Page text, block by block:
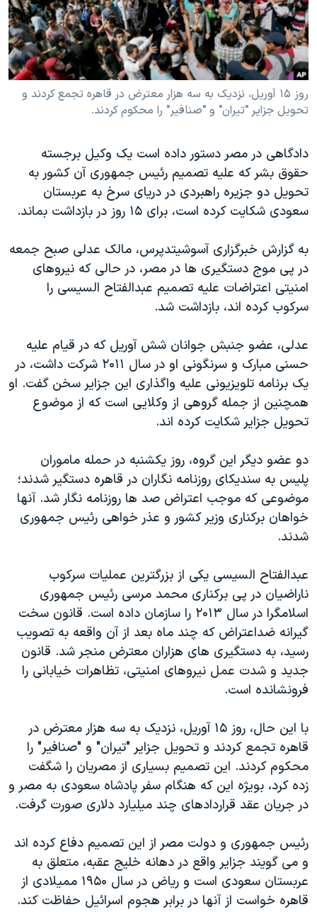
فرهنگ و زندگی
حقوق شهروندی
اقتصادی
علم و فناوری
اسرائیل در جنگ
آرشیو پخش زنده
مستندها
انتخابات ریاست جمهوری آمریکا ۲۰۲۴
حمله جمهوری اسلامی به اسرائیل
رمز مهسا
ورزش زنان در ایران
مجموعه مستندهای دادخواهی
تریبونال مردمی آبان ۹۸
دادگاه حمید نوری
چهل سال گروگان‌گیری
قانون شفافیت دارائی کادر رهبری ایران
اعتراضات مردمی آبان ۹۸
نرگس محمدی برنده جایزه نوبل صلح
همایش محافظه‌کاران آمریکا «سی‌پک»
صفحه‌های ویژه
سفر پرزیدنت ترامپ به چین
دنبال کنید
زبانهای مختلف
روز ۱۵ آوریل، نزدیک به سه هزار معترض در قاهره تجمع کردند و
تحویل جزایر "تیران" و "صنافیر" را محکوم کردند.
دادگاهی در مصر دستور داده است یک وکیل برجسته
حقوق بشر که علیه تصمیم رئیس جمهوری آن کشور به
تحویل دو جزیره راهبردی در دریای سرخ به عربستان
سعودی شکایت کرده است، برای ۱۵ روز در بازداشت بماند.
به گزارش خبرگزاری آسوشیتدپرس، مالک عدلی صبح جمعه
در پی موج دستگیری ها در مصر، در حالی که نیروهای
امنیتی اعتراضات علیه تصمیم عبدالفتاح السیسی را
سرکوب کرده اند، بازداشت شد.
عدلی، عضو جنبش جوانان شش آوریل که در قیام علیه
حسنی مبارک و سرنگونی او در سال ۲۰۱۱ شرکت داشت، در
یک برنامه تلویزیونی علیه واگذاری این جزایر سخن گفت. او
همچنین از جمله گروهی از وکلایی است که از موضوع
تحویل جزایر شکایت کرده اند.
دو عضو دیگر این گروه، روز یکشنبه در حمله ماموران
پلیس به سندیکای روزنامه نگاران در قاهره دستگیر شدند؛
موضوعی که موجب اعتراض صد ها روزنامه نگار شد. آنها
خواهان برکناری وزیر کشور و عذر خواهی رئیس جمهوری
شدند.
عبدالفتاح السیسی یکی از بزرگترین عملیات سرکوب
ناراضیان در پی برکناری محمد مرسی رئیس جمهوری
اسلامگرا در سال ۲۰۱۳ را سازمان داده است. قانون سخت
گیرانه ضداعتراض که چند ماه بعد از آن واقعه به تصویب
رسید، به دستگیری های هزاران معترض منجر شد. قانون
جدید و شدت عمل نیروهای امنیتی، تظاهرات خیابانی را
فرونشانده است.
با این حال، روز ۱۵ آوریل، نزدیک به سه هزار معترض در
قاهره تجمع کردند و تحویل جزایر "تیران" و "صنافیر" را
محکوم کردند. این تصمیم بسیاری از مصریان را شگفت
زده کرد، بویژه این که هنگام سفر پادشاه سعودی به مصر و
در جریان عقد قراردادهای چند میلیارد دلاری صورت گرفت.
رئیس جمهوری و دولت مصر از این تصمیم دفاع کرده اند
و می گویند جزایر واقع در دهانه خلیج عقبه، متعلق به
عربستان سعودی است و ریاض در سال ۱۹۵۰ ممیلادی از
قاهره خواست از آنها در برابر هجوم اسرائیل حفاظت کند.